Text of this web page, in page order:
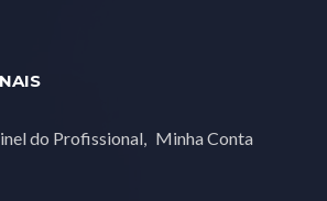
do Profissional Minha Conta